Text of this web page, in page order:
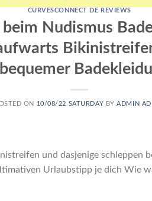
CURVESCONNECT DE REVIEWS
Nudismus
ON 10/08/22 SATURDAY BYADMIN
und dasjenige schleppen
Urlaubstipp je dich Wie